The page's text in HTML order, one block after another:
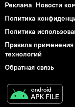
Реклама Новости
Политика
Политика
Правила
технологий
Обратная связь